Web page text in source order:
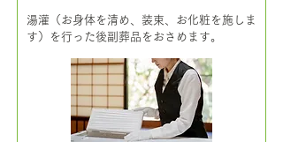
湯灌（お身体を清め、装束、お化粧を施しま
す）を行った後副葬品をおさめます。